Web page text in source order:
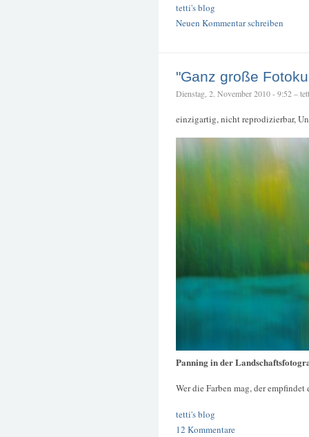
tetti's blog
Neuen Kommentar schreiben
"Ganz große
Dienstag, 2. November 2010 - 9:52 –
einzigartig, nicht reprodizierbar,
Panning in der
Wer die Farben mag, der
tetti's blog
12 Kommentare